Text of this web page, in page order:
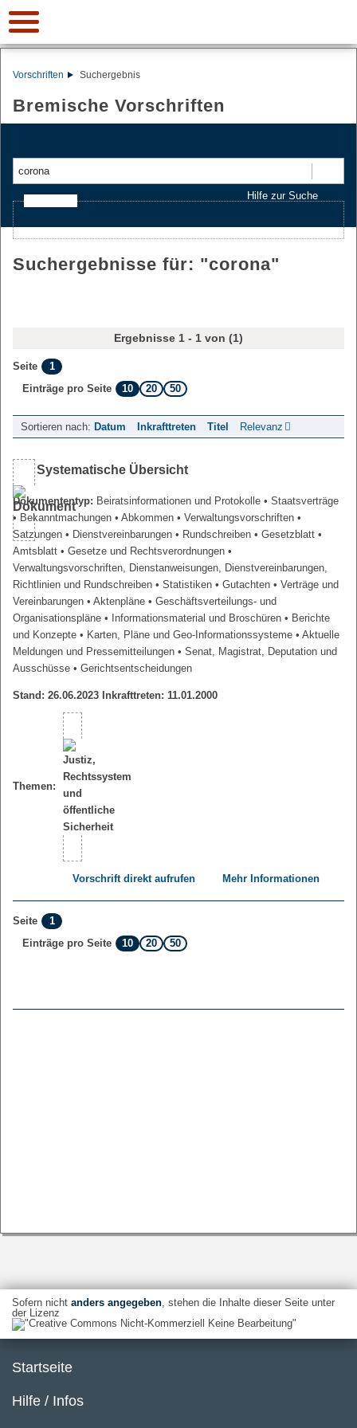
Vorschriften Suchergebnis
Bremische Vorschriften
Hilfe zur Suche
Suchergebnisse für: "corona"
Ergebnisse 1 - 1 von (1)
Seite
1
Einträge pro Seite
10 20 50
Sortieren nach: Datum Inkrafttreten Titel Relevanz
Systematische Übersicht
Dokumententyp: Beiratsinformationen und Protokolle • Staatsverträge
• Bekanntmachungen • Abkommen • Verwaltungsvorschriften •
Satzungen • Dienstvereinbarungen • Rundschreiben • Gesetzblatt •
Amtsblatt • Gesetze und Rechtsverordnungen •
Verwaltungsvorschriften, Dienstanweisungen, Dienstvereinbarungen,
Richtlinien und Rundschreiben • Statistiken • Gutachten • Verträge und
Vereinbarungen • Aktenpläne • Geschäftsverteilungs- und
Organisationspläne • Informationsmaterial und Broschüren • Berichte
und Konzepte • Karten, Pläne und Geo-Informationssysteme • Aktuelle
Meldungen und Pressemitteilungen • Senat, Magistrat, Deputation und
Ausschüsse • Gerichtsentscheidungen
Stand: 26.06.2023 Inkrafttreten: 11.01.2000
Themen:
Vorschrift direkt aufrufen Mehr Informationen
Seite
1
Einträge pro Seite
10 20 50
Sofern nicht anders angegeben, stehen die Inhalte dieser Seite unter
der Lizenz
Startseite
Hilfe / Infos